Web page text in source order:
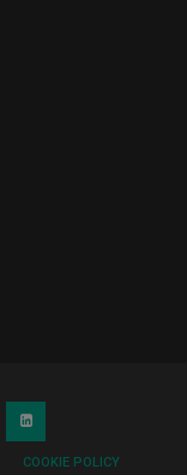
COOKIE POLICY